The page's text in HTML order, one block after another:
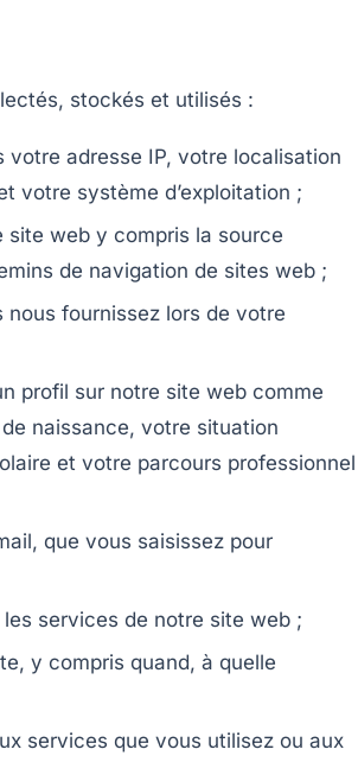
stockés et utilisés :
adresse IP, votre localisation
votre système d’exploitation ;
web y compris la source
de navigation de sites web ;
fournissez lors de votre
profil sur notre site web comme
naissance, votre situation
et votre parcours professionnel
que vous saisissez pour
services de notre site web ;
y compris quand, à quelle
services que vous utilisez ou aux